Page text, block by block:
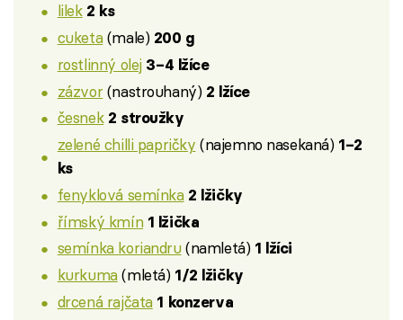
lilek 2 ks
cuketa(male) 200 g
rostlinný olej 3–4 lžíce
zázvor(nastrouhaný) 2 lžíce
česnek 2 stroužky
zelené chilli papričky (najemno nasekaná) 1–2
ks
fenyklová semínka 2 lžičky
římský kmín 1 lžička
semínka koriandru(namletá) 1 lžíci
kurkuma(mletá) 1/2 lžičky
drcená rajčata 1 konzerva